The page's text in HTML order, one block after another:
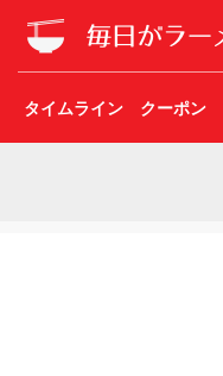
タイムライン クーポン